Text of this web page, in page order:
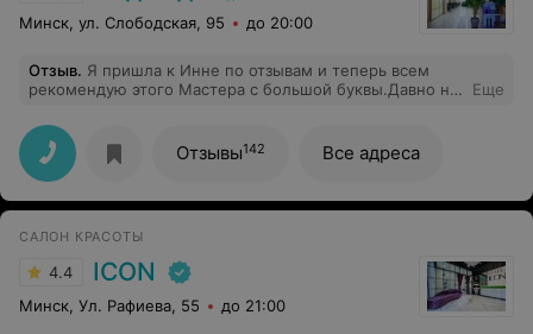
Минск, ул. Слободская, 95 до 20:00
Отзыв. Я пришла к Инне по отзывам и теперь всем
рекомендую этого Мастера с большой буквы.Давно не
месте: в ней присутствует все,что ищет женщина
,собираясь на стрижку.Она сделает так, как именно Вы
заказали.Я не делала стрижки 5 лет и вышла очень
счастливая.Огромное,от всего сердца, спасибо, Инна
Еще
Отзывы142 Все адреса
САЛОН КРАСОТЫ
4.4 ICON
Минск, Ул. Рафиева, 55 до 21:00